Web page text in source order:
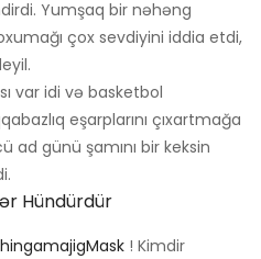
Yumşaq bir nəhəng
çox sevdiyini iddia etdi,
var idi və basketbol
eşarplarını çıxartmağa
ad günü şamını bir keksin
Hündürdür
! Kimdir